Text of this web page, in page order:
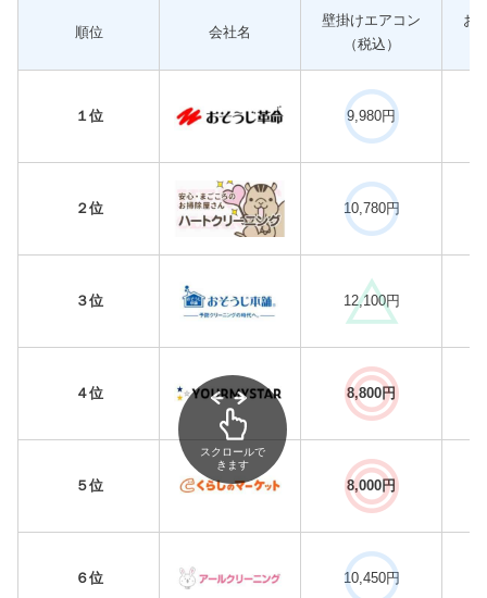
順位 会社名
壁掛けエアコン
（税込）
お
１位 9,980円
２位 10,780円
３位 12,100円
４位 8,800円
５位 8,000円
６位 10,450円
スクロールで
きます